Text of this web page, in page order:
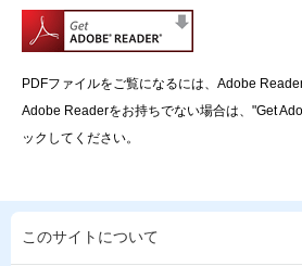
PDFファイルをご覧になるには、Adobe Reader
Adobe Readerをお持ちでない場合は、"Get
ックしてください。
このサイトについて